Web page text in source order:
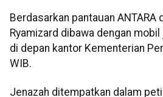
Berdasarkan pantauan ANTARA
Ryamizard dibawa dengan
di depan kantor Kementerian
WIB.
Jenazah ditempatkan dalam